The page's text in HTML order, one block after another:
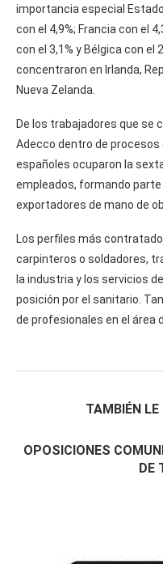
importancia especial
con el 4,9%; Francia con el
con el 3,1% y Bélgica con el
concentraron en Irlanda,
Nueva Zelanda.
De los trabajadores que se
Adecco dentro de procesos
españoles ocuparon la
empleados, formando parte
exportadores de mano de
Los perfiles más
carpinteros o soldadores,
la industria y los servicios
posición por el sanitario.
de profesionales en el área
TAMBIÉN LE
OPOSICIONES
DE